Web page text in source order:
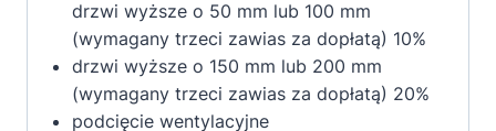
drzwi wyższe o 50 mm lub 100 mm
(wymagany trzeci zawias za dopłatą) 10%
drzwi wyższe o 150 mm lub 200 mm
(wymagany trzeci zawias za dopłatą) 20%
podcięcie wentylacyjne